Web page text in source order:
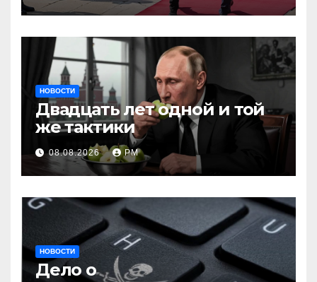
НОВОСТИ
Двадцать лет одной и той
же тактики
08.08.2026 РМ
НОВОСТИ
Дело о